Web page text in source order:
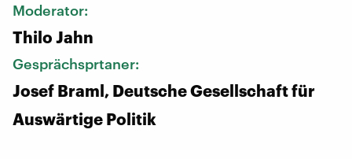
Moderator:
Thilo Jahn
Gesprächsprtaner:
Josef Braml, Deutsche Gesellschaft für
Auswärtige Politik